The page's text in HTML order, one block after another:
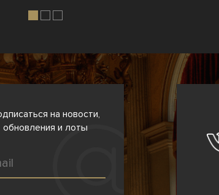
на новости,
обновления и лоты